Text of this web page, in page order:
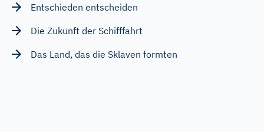
Entschieden entscheiden
Die Zukunft der Schifffahrt
Das Land, das die Sklaven formten